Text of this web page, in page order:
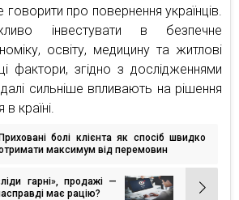
про повернення українців.
інвестувати в безпечне
освіту, медицину та житлові
фактори, згідно з дослідженнями
сильніше впливають на рішення
країні.
болі клієнта як спосіб швидко
максимум від перемовин
гарні», продажі —
має рацію?